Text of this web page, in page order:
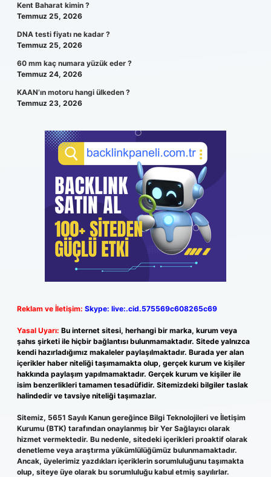
Kent Baharat kimin ?
Temmuz 25, 2026
DNA testi fiyatı ne kadar ?
Temmuz 25, 2026
60 mm kaç numara yüzük eder ?
Temmuz 24, 2026
KAAN’ın motoru hangi ülkeden ?
Temmuz 23, 2026
Reklam ve İletişim: Skype: live:.cid.575569c608265c69
Yasal Uyarı: Bu internet sitesi, herhangi bir marka, kurum veya
şahıs şirketi ile hiçbir bağlantısı bulunmamaktadır. Sitede yalnızca
kendi hazırladığımız makaleler paylaşılmaktadır. Burada yer alan
içerikler haber niteliği taşımamakta olup, gerçek kurum ve kişiler
hakkında paylaşım yapılmamaktadır. Gerçek kurum ve kişiler ile
isim benzerlikleri tamamen tesadüfidir. Sitemizdeki bilgiler taslak
halindedir ve tavsiye niteliği taşımazlar.
Sitemiz, 5651 Sayılı Kanun gereğince Bilgi Teknolojileri ve İletişim
Kurumu (BTK) tarafından onaylanmış bir Yer Sağlayıcı olarak
hizmet vermektedir. Bu nedenle, sitedeki içerikleri proaktif olarak
denetleme veya araştırma yükümlülüğümüz bulunmamaktadır.
Ancak, üyelerimiz yazdıkları içeriklerin sorumluluğunu taşımakta
olup, siteye üye olarak bu sorumluluğu kabul etmiş sayılırlar.